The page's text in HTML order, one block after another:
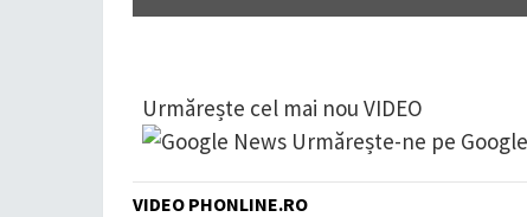
Urmărește cel mai nou VIDEO
Urmărește-ne pe
VIDEO PHONLINE.RO